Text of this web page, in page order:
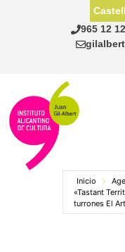
965 12
Inicio
«Tastant
turrones El